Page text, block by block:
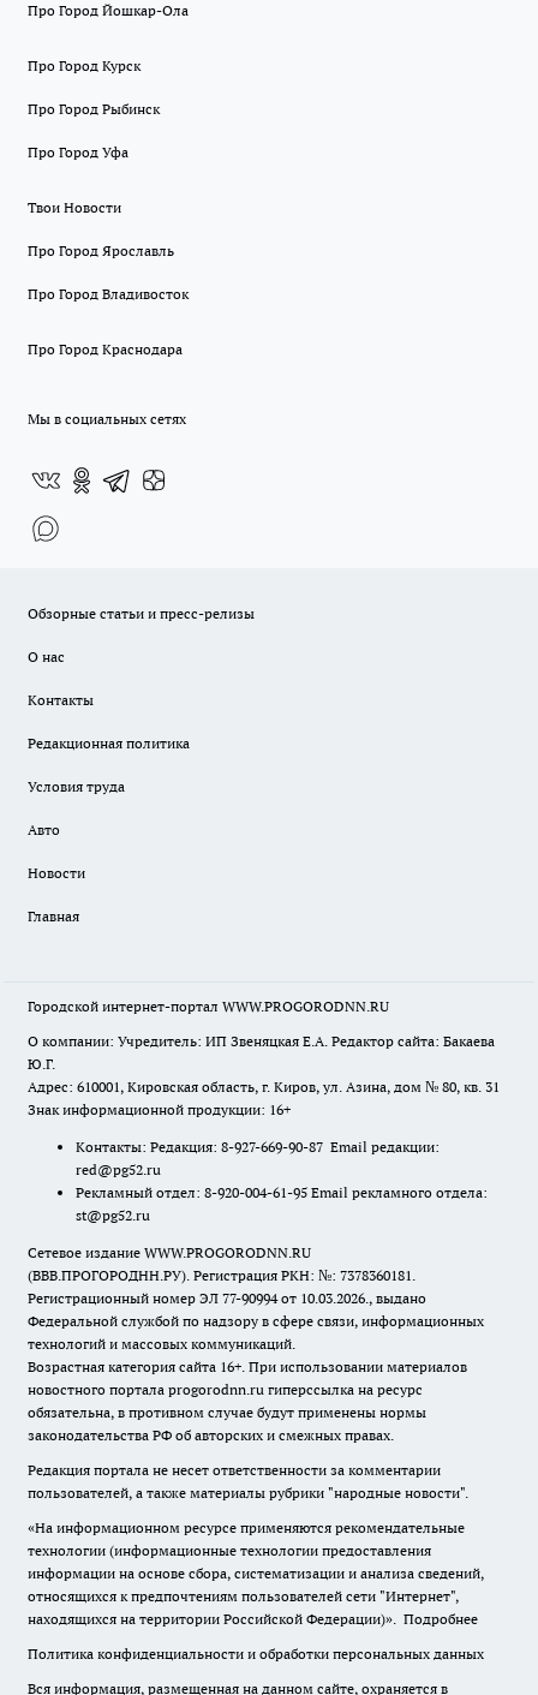
Про Город Йошкар-Ола
Про Город Курск
Про Город Рыбинск
Про Город Уфа
Твои Новости
Про Город Ярославль
Про Город Владивосток
Про Город Краснодара
Мы в социальных сетях
Обзорные статьи и пресс-релизы
О нас
Контакты
Редакционная политика
Условия труда
Авто
Новости
Главная
Городской интернет-портал WWW.PROGORODNN.RU
О компании: Учредитель: ИП Звеняцкая Е.А. Редактор сайта: Бакаева
Ю.Г.
Адрес: 610001, Кировская область, г. Киров, ул. Азина, дом № 80, кв. 31
Знак информационной продукции: 16+
Контакты: Редакция: 8-927-669-90-87 Email редакции:
red@pg52.ru
Рекламный отдел: 8-920-004-61-95 Email рекламного отдела:
st@pg52.ru
Сетевое издание WWW.PROGORODNN.RU
(ВВВ.ПРОГОРОДНН.РУ). Регистрация РКН: №: 7378360181.
Регистрационный номер ЭЛ 77-90994 от 10.03.2026., выдано
Федеральной службой по надзору в сфере связи, информационных
технологий и массовых коммуникаций.
Возрастная категория сайта 16+. При использовании материалов
новостного портала progorodnn.ru гиперссылка на ресурс
обязательна, в противном случае будут применены нормы
законодательства РФ об авторских и смежных правах.
Редакция портала не несет ответственности за комментарии
пользователей, а также материалы рубрики "народные новости".
«На информационном ресурсе применяются рекомендательные
технологии (информационные технологии предоставления
информации на основе сбора, систематизации и анализа сведений,
относящихся к предпочтениям пользователей сети "Интернет",
находящихся на территории Российской Федерации)». Подробнее
Политика конфиденциальности и обработки персональных данных
Вся информация, размещенная на данном сайте, охраняется в